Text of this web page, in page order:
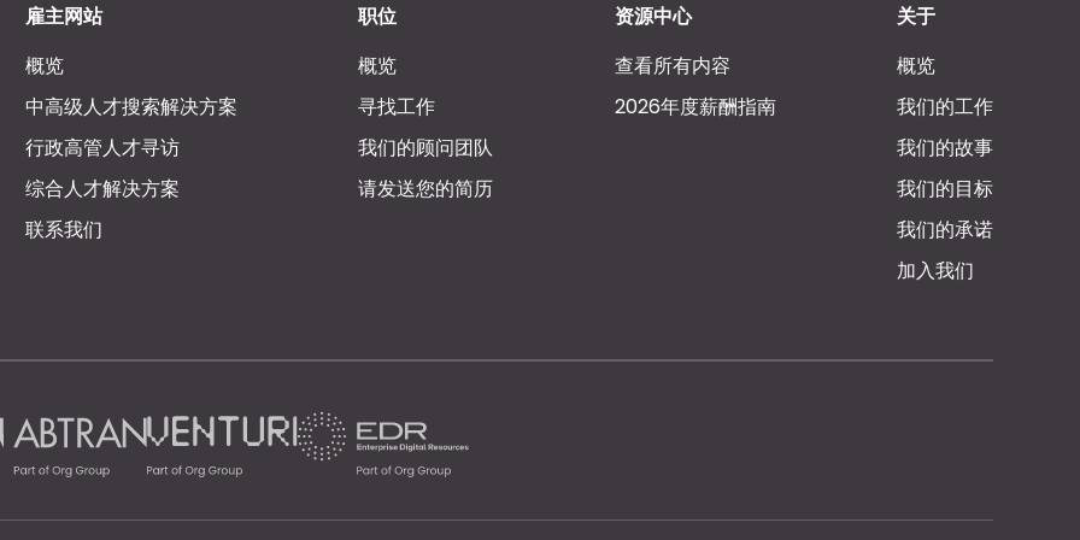
雇主网站
概览
中高级人才搜索解决方案
行政高管人才寻访
综合人才解决方案
联系我们
职位
概览
寻找工作
我们的顾问团队
请发送您的简历
资源中心
查看所有内容
2026年度薪酬指南
关于
概览
我们的工作
我们的故事
我们的目标
我们的承诺
加入我们